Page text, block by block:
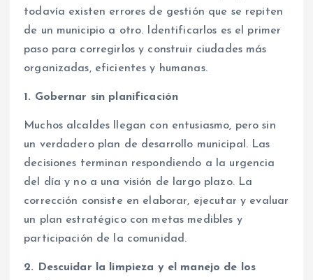
todavía existen errores de gestión que se repiten
de un municipio a otro. Identificarlos es el primer
paso para corregirlos y construir ciudades más
organizadas, eficientes y humanas.
1. Gobernar sin planificación
Muchos alcaldes llegan con entusiasmo, pero sin
un verdadero plan de desarrollo municipal. Las
decisiones terminan respondiendo a la urgencia
del día y no a una visión de largo plazo. La
corrección consiste en elaborar, ejecutar y evaluar
un plan estratégico con metas medibles y
participación de la comunidad.
2. Descuidar la limpieza y el manejo de los